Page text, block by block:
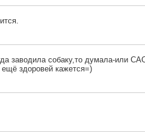
заводила собаку,то думала-или
здоровей кажется=)